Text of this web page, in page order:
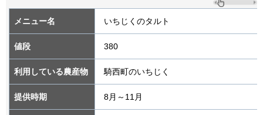
メニュー名 いちじくのタルト
値段 380
利用している農産物 騎西町のいちじく
提供時期 8月～11月